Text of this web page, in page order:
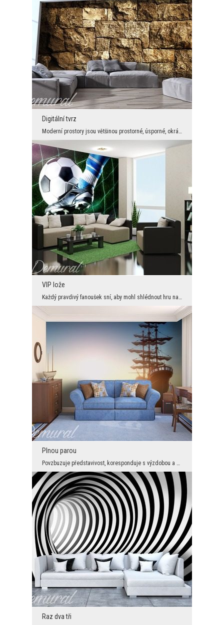
Digitální tvrz
Moderní prostory jsou většinou prostorné, úsporné, okrášlené digitálními doplňky a – bohužel – má...
VIP lože
Každý pravdivý fanoušek sní, aby mohl shlédnout hru na nejvyšší úrovni ze své lože VIP. My v Demu...
Plnou parou
Povzbuzuje představivost, koresponduje s výzdobou a – co je nejvážnější – odráží hlavní zájmy oby...
Raz dva tři